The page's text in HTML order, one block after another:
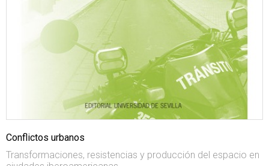
Conflictos urbanos
Transformaciones, resistencias y producción del espacio en